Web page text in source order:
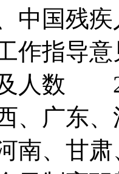
中国残
作指导
人数
、广东
南、甘